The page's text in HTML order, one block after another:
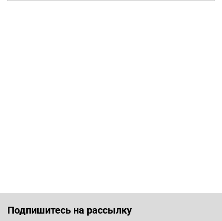
Подпишитесь на рассылку